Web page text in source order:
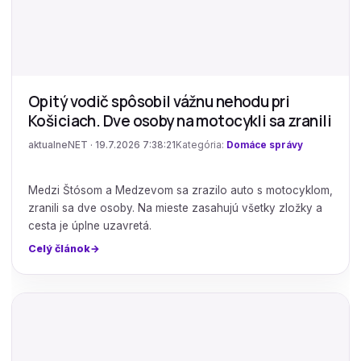
Opitý vodič spôsobil vážnu nehodu pri
Košiciach. Dve osoby na motocykli sa zranili
aktualneNET · 19.7.2026 7:38:21 Kategória: Domáce správy
Medzi Štósom a Medzevom sa zrazilo auto s motocyklom,
zranili sa dve osoby. Na mieste zasahujú všetky zložky a
cesta je úplne uzavretá.
Celý článok